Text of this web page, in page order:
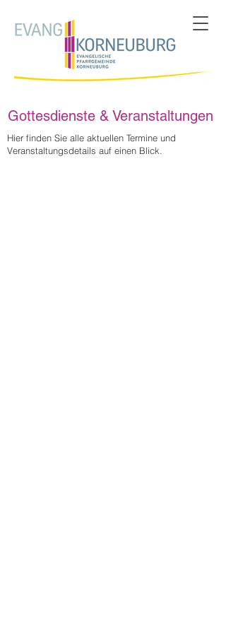
Gottesdienste & Veranstaltungen
Hier finden Sie alle aktuellen Termine und
Veranstaltungsdetails auf einen Blick.